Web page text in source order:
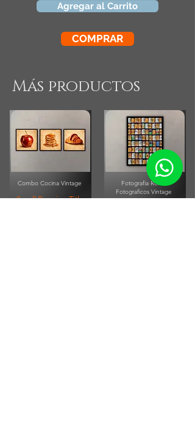
Agregar al Carrito
COMPRAR
Más productos
Combo Cocina Vintage
Small Running Title
Fotografia Rollos
Fotograficos Vintage